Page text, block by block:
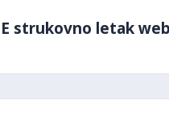
E strukovno letak web